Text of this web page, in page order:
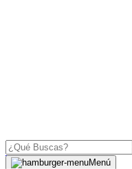
Menú
OJO